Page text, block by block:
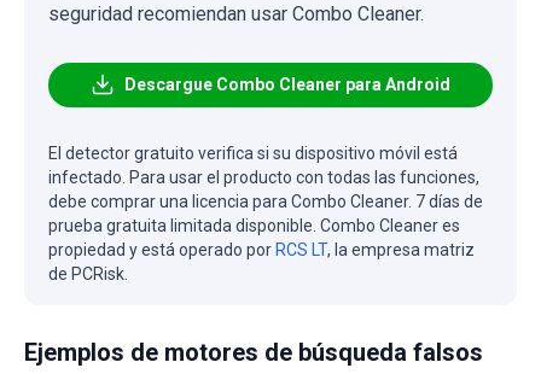
seguridad recomiendan usar Combo Cleaner.
Descargue Combo Cleaner para Android
El detector gratuito verifica si su dispositivo móvil está
infectado. Para usar el producto con todas las funciones,
debe comprar una licencia para Combo Cleaner. 7 días de
prueba gratuita limitada disponible. Combo Cleaner es
propiedad y está operado por RCS LT, la empresa matriz
de PCRisk.
Ejemplos de motores de búsqueda falsos